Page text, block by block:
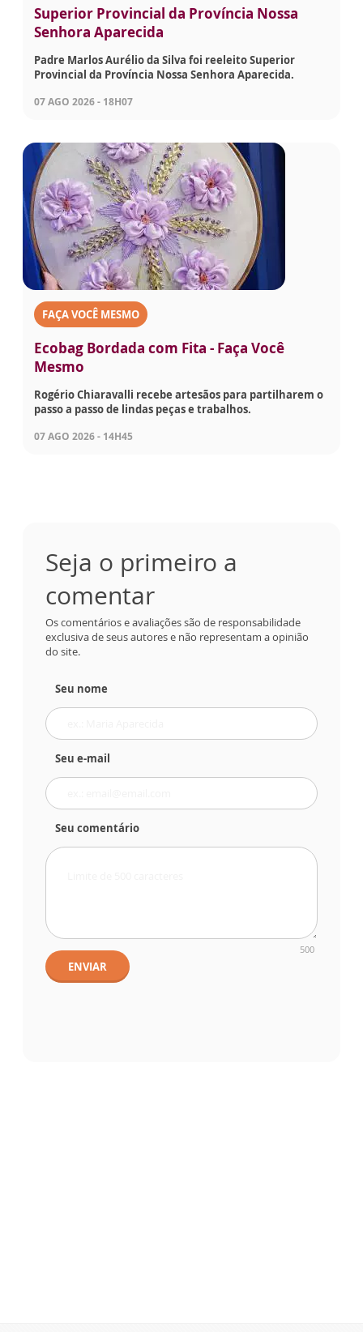
Superior Provincial da Província Nossa
Senhora Aparecida
Padre Marlos Aurélio da Silva foi reeleito Superior
Provincial da Província Nossa Senhora Aparecida.
07 AGO 2026 - 18H07
FAÇA VOCÊ MESMO
Ecobag Bordada com Fita - Faça Você
Mesmo
Rogério Chiaravalli recebe artesãos para partilharem o
passo a passo de lindas peças e trabalhos.
07 AGO 2026 - 14H45
Seja o primeiro a
comentar
Os comentários e avaliações são de responsabilidade
exclusiva de seus autores e não representam a opinião
do site.
Seu nome
Seu e-mail
Seu comentário
500
ENVIAR